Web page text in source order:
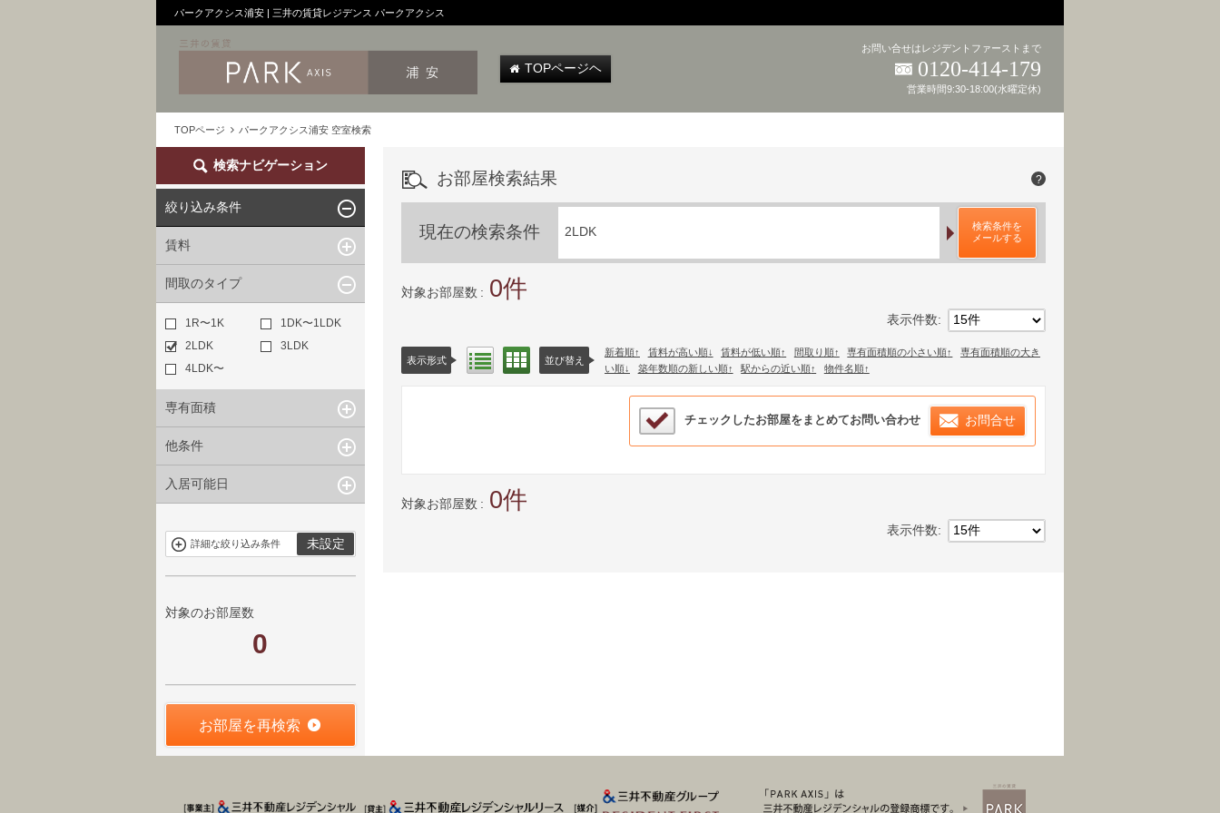
パークアクシス浦安 | 三井の賃貸レジデンス パークアクシス
TOPページヘ
お問い合せはレジデントファーストまで
0120-414-179
営業時間9:30-18:00(水曜定休)
TOPページ パークアクシス浦安 空室検索
お部屋検索結果 ?
現在の検索条件 2LDK
検索条件を
メールする
対象お部屋数 0
表示件数 15件
表示形式 リスト表示間取り表示
並び替え
新着順 賃料が高い順 賃料が低い順 間取り順 専有面積順の小さい順
専有面積順の大き
い順
築年数順の新しい順 駅からの近い順 物件名順
検討中リストサンプル
チェックしたお部屋をまとめてお問い合わせ お問合せ
対象お部屋数 0
表示件数 15件
検索ナビゲーション
絞り込み条件
賃料
下限なし
フリーレント付き
間取のタイプ
1R〜1K
1DK〜1LDK
2LDK
3LDK
4LDK〜
専有面積
指定なし
他条件
駐車場有
申込無し物件
入居可能日
詳細な絞り込み条件 未設定
対象のお部屋数
0
お部屋を再検索